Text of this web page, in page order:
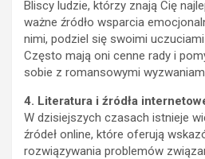
Bliscy ludzie, którzy znają Cię
ważne źródło wsparcia
nimi, podziel się swoimi
Często mają oni cenne rady i
sobie z romansowymi
4. Literatura i źródła
W dzisiejszych czasach istnieje
źródeł online, które oferują
rozwiązywania problemów